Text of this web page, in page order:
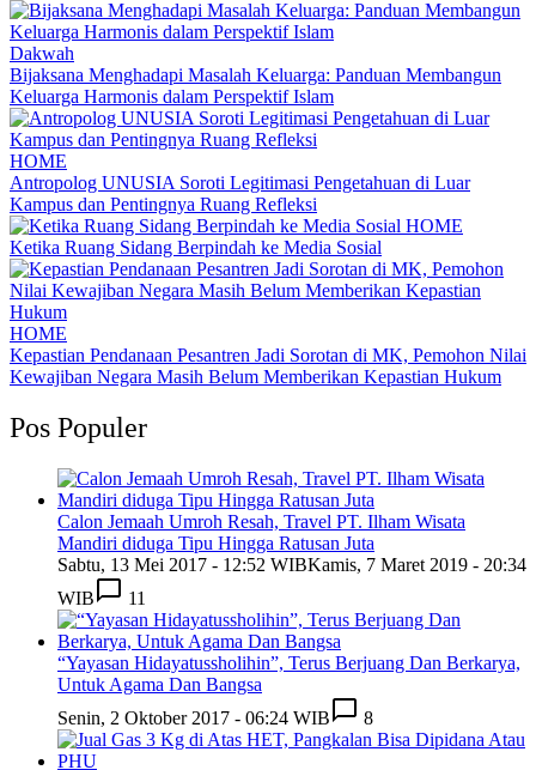
Dakwah
Bijaksana Menghadapi Masalah Keluarga: Panduan Membangun
Keluarga Harmonis dalam Perspektif Islam
HOME
Antropolog UNUSIA Soroti Legitimasi Pengetahuan di Luar
Kampus dan Pentingnya Ruang Refleksi
HOME
Ketika Ruang Sidang Berpindah ke Media Sosial
HOME
Kepastian Pendanaan Pesantren Jadi Sorotan di MK, Pemohon Nilai
Kewajiban Negara Masih Belum Memberikan Kepastian Hukum
Pos Populer
Calon Jemaah Umroh Resah, Travel PT. Ilham Wisata
Mandiri diduga Tipu Hingga Ratusan Juta
Sabtu, 13 Mei 2017 - 12:52 WIBKamis, 7 Maret 2019 - 20:34
WIB
11
“Yayasan Hidayatussholihin”, Terus Berjuang Dan Berkarya,
Untuk Agama Dan Bangsa
Senin, 2 Oktober 2017 - 06:24 WIB
8